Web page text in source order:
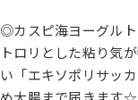
◎カスピ海ヨーグル
トロリとした粘り気
い「エキソポリサッ